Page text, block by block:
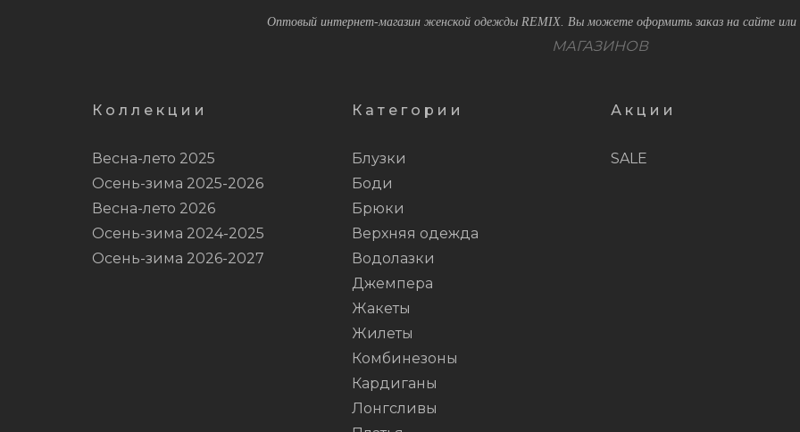
Оптовый интернет-магазин женской одежды REMIX. Вы можете оформить заказ на сайте или
МАГАЗИНОВ
Коллекции
Весна-лето 2025
Осень-зима 2025-2026
Весна-лето 2026
Осень-зима 2024-2025
Осень-зима 2026-2027
Категории
Блузки
Боди
Брюки
Верхняя одежда
Водолазки
Джемпера
Жакеты
Жилеты
Комбинезоны
Кардиганы
Лонгсливы
Акции
SALE